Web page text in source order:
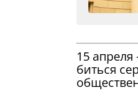
15 апреля
биться